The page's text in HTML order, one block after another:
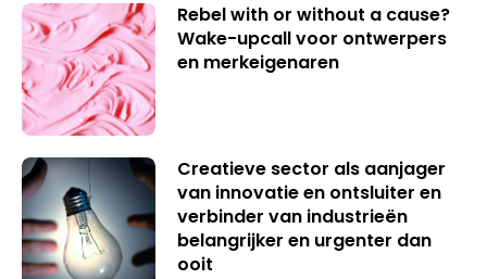
Rebel with or without a cause?
Wake-upcall voor ontwerpers
en merkeigenaren
Creatieve sector als aanjager
van innovatie en ontsluiter en
verbinder van industrieën
belangrijker en urgenter dan
ooit